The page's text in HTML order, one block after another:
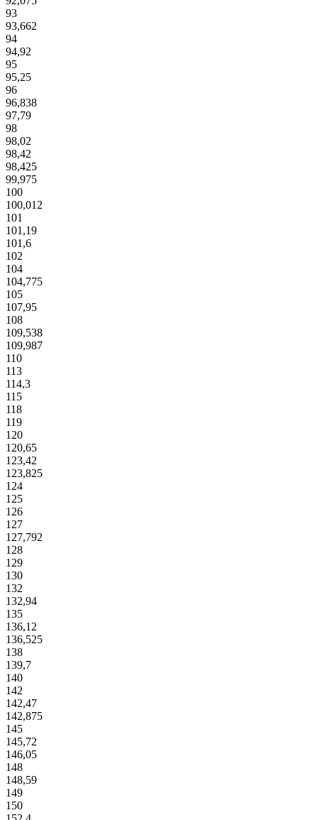
93
93,662
94
94,92
95
95,25
96
96,838
97,79
98
98,02
98,42
98,425
99,975
100
100,012
101
101,19
101,6
102
104
104,775
105
107,95
108
109,538
109,987
110
113
114,3
115
118
119
120
120,65
123,42
123,825
124
125
126
127
127,792
128
129
130
132
132,94
135
136,12
136,525
138
139,7
140
142
142,47
142,875
145
145,72
146,05
148
148,59
149
150